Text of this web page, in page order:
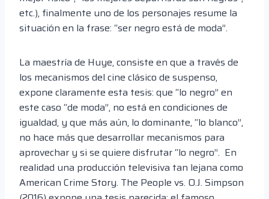
etc.), finalmente uno de los personajes resume la
situación en la frase: “ser negro está de moda”.
La maestría de Huye, consiste en que a través de
los mecanismos del cine clásico de suspenso,
expone claramente esta tesis: que “lo negro” en
este caso “de moda”, no está en condiciones de
igualdad, y que más aún, lo dominante, “lo blanco”,
no hace más que desarrollar mecanismos para
aprovechar y si se quiere disfrutar “lo negro”. En
realidad una producción televisiva tan lejana como
American Crime Story. The People vs. O.J. Simpson